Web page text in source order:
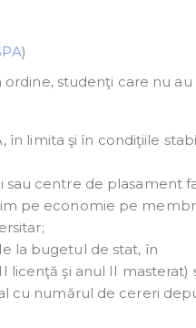
)
studenţi care nu au
în limita şi în condiţiile
sau centre de plasament
pe economie pe
la bugetul de stat, în
şi anul II masterat)
cu numărul de cereri